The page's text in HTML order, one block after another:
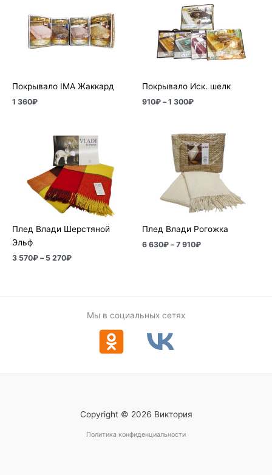
Покрывало IMA Жаккард
1 360₽
Покрывало Иск. шелк
910₽ – 1 300₽
910₽
–
1
300₽
Плед Влади Шерстяной
Эльф
3 570₽ – 5 270₽
Диапазон
цен:
3
570₽
–
270₽
Плед Влади Рогожка
6 630₽ – 7 910₽
Диапазон
цен:
6
630₽
–
910₽
Мы в социальных сетях
Copyright © 2026 Виктория
Политика конфиденциальности